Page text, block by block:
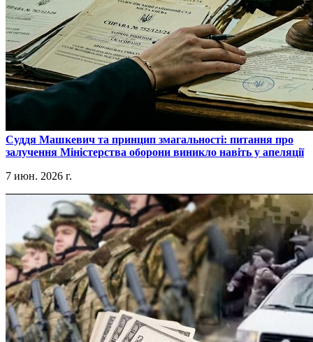
​Суддя Машкевич та принцип змагальності: питання про
залучення Міністерства оборони виникло навіть у апеляції
7 июн. 2026 г.